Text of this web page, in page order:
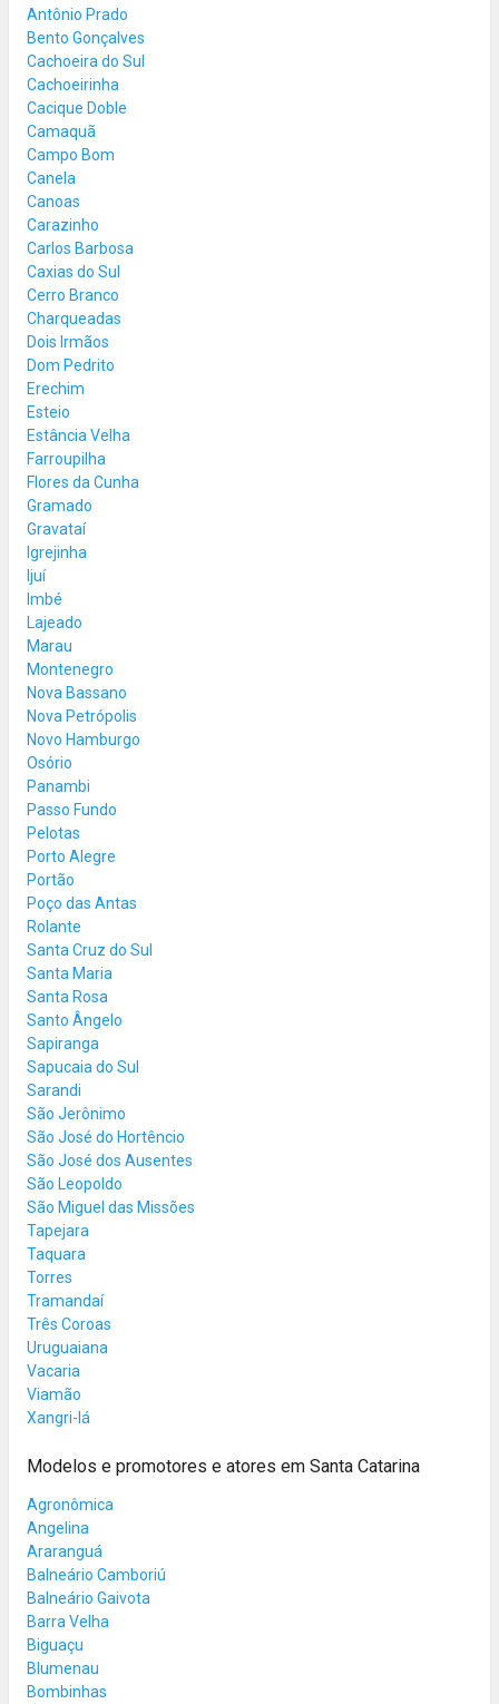
Antônio Prado
Bento Gonçalves
Cachoeira do Sul
Cachoeirinha
Cacique Doble
Camaquã
Campo Bom
Canela
Canoas
Carazinho
Carlos Barbosa
Caxias do Sul
Cerro Branco
Charqueadas
Dois Irmãos
Dom Pedrito
Erechim
Esteio
Estância Velha
Farroupilha
Flores da Cunha
Gramado
Gravataí
Igrejinha
Ijuí
Imbé
Lajeado
Marau
Montenegro
Nova Bassano
Nova Petrópolis
Novo Hamburgo
Osório
Panambi
Passo Fundo
Pelotas
Porto Alegre
Portão
Poço das Antas
Rolante
Santa Cruz do Sul
Santa Maria
Santa Rosa
Santo Ângelo
Sapiranga
Sapucaia do Sul
Sarandi
São Jerônimo
São José do Hortêncio
São José dos Ausentes
São Leopoldo
São Miguel das Missões
Tapejara
Taquara
Torres
Tramandaí
Três Coroas
Uruguaiana
Vacaria
Viamão
Xangri-lá
Modelos e promotores e atores em Santa Catarina
Agronômica
Angelina
Araranguá
Balneário Camboriú
Balneário Gaivota
Barra Velha
Biguaçu
Blumenau
Bombinhas